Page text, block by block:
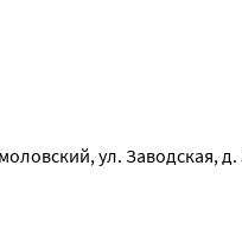
ул. Заводская,